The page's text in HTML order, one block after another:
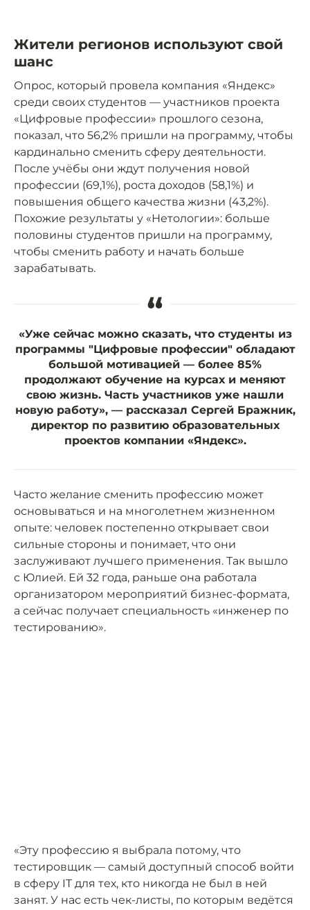
Жители регионов используют свой
шанс
Опрос, который провела компания «Яндекс»
среди своих студентов — участников проекта
«Цифровые профессии» прошлого сезона,
показал, что 56,2% пришли на программу, чтобы
кардинально сменить сферу деятельности.
После учёбы они ждут получения новой
профессии (69,1%), роста доходов (58,1%) и
повышения общего качества жизни (43,2%).
Похожие результаты у «Нетологии»: больше
половины студентов пришли на программу,
чтобы сменить работу и начать больше
зарабатывать.
“
«Уже сейчас можно сказать, что студенты из
программы "Цифровые профессии" обладают
большой мотивацией — более 85%
продолжают обучение на курсах и меняют
свою жизнь. Часть участников уже нашли
новую работу», — рассказал Сергей Бражник,
директор по развитию образовательных
проектов компании «Яндекс».
Часто желание сменить профессию может
основываться и на многолетнем жизненном
опыте: человек постепенно открывает свои
сильные стороны и понимает, что они
заслуживают лучшего применения. Так вышло
с Юлией. Ей 32 года, раньше она работала
организатором мероприятий бизнес-формата,
а сейчас получает специальность «инженер по
тестированию».
«Эту профессию я выбрала потому, что
тестировщик — самый доступный способ войти
в сферу IT для тех, кто никогда не был в ней
занят. У нас есть чек-листы, по которым ведётся